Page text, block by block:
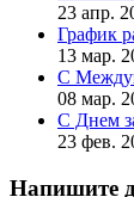
23 апр.
График
13 мар.
С
08 мар.
С Днем
23 фев.
Напишите